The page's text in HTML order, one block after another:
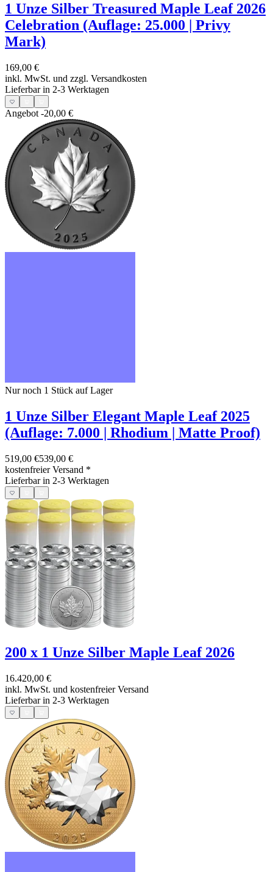
1 Unze Silber Treasured Maple Leaf 2026
Celebration (Auflage: 25.000 | Privy
Mark)
169,00 €
inkl. MwSt. und zzgl. Versandkosten
Lieferbar in 2-3 Werktagen
Angebot -20,00 €
Nur noch 1 Stück auf Lager
1 Unze Silber Elegant Maple Leaf 2025
(Auflage: 7.000 | Rhodium | Matte Proof)
519,00 €539,00 €
kostenfreier Versand *
Lieferbar in 2-3 Werktagen
200 x 1 Unze Silber Maple Leaf 2026
16.420,00 €
inkl. MwSt. und kostenfreier Versand
Lieferbar in 2-3 Werktagen